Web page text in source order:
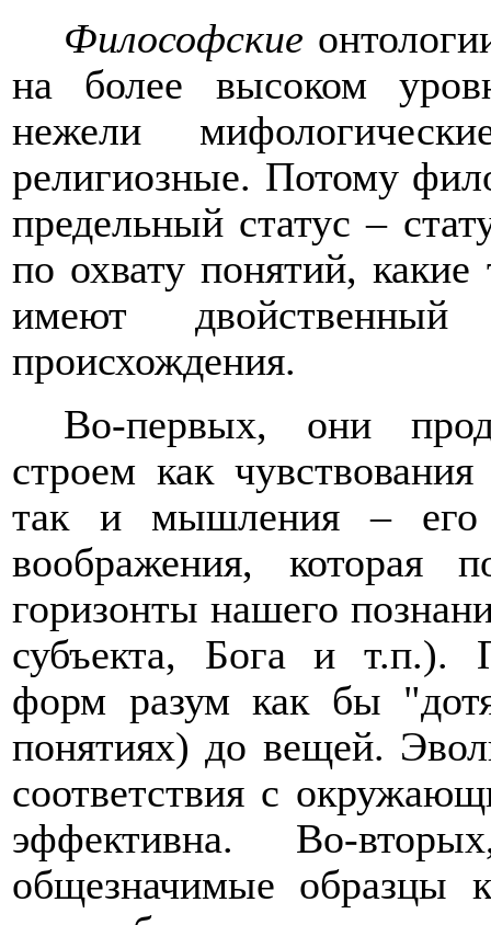
Философские
на более высоком
нежели
религиозные. Потому
предельный статус –
по охвату понятий,
имеют двойственный
происхождения.
Во-первых, они
строем как
так и мышления – его
воображения, которая
горизонты нашего
субъекта, Бога и т.п.).
форм разум как бы
понятиях) до вещей.
соответствия с
эффективна. Во-
общезначимые образцы